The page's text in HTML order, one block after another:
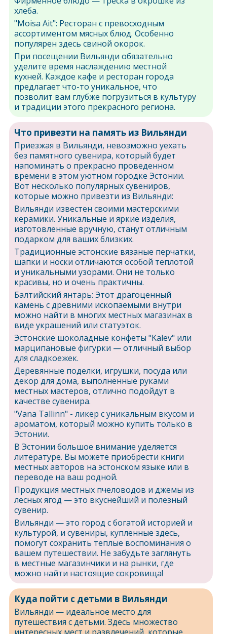
хлеба.
"Moisa Ait": Ресторан с превосходным
ассортиментом мясных блюд. Особенно
популярен здесь свиной окорок.
При посещении Вильянди обязательно
уделите время наслаждению местной
кухней. Каждое кафе и ресторан города
предлагает что-то уникальное, что
позволит вам глубже погрузиться в культуру
и традиции этого прекрасного региона.
Что привезти на память из Вильянди
Приезжая в Вильянди, невозможно уехать
без памятного сувенира, который будет
напоминать о прекрасно проведенном
времени в этом уютном городке Эстонии.
Вот несколько популярных сувениров,
которые можно привезти из Вильянди:
Вильянди известен своими мастерскими
керамики. Уникальные и яркие изделия,
изготовленные вручную, станут отличным
подарком для ваших близких.
Традиционные эстонские вязаные перчатки,
шапки и носки отличаются особой теплотой
и уникальными узорами. Они не только
красивы, но и очень практичны.
Балтийский янтарь: Этот драгоценный
камень с древними ископаемыми внутри
можно найти в многих местных магазинах в
виде украшений или статуэток.
Эстонские шоколадные конфеты "Kalev" или
марципановые фигурки — отличный выбор
для сладкоежек.
Деревянные поделки, игрушки, посуда или
декор для дома, выполненные руками
местных мастеров, отлично подойдут в
качестве сувенира.
"Vana Tallinn" - ликер с уникальным вкусом и
ароматом, который можно купить только в
Эстонии.
В Эстонии большое внимание уделяется
литературе. Вы можете приобрести книги
местных авторов на эстонском языке или в
переводе на ваш родной.
Продукция местных пчеловодов и джемы из
лесных ягод — это вкуснейший и полезный
сувенир.
Вильянди — это город с богатой историей и
культурой, и сувениры, купленные здесь,
помогут сохранить теплые воспоминания о
вашем путешествии. Не забудьте заглянуть
в местные магазинчики и на рынки, где
можно найти настоящие сокровища!
Куда пойти с детьми в Вильянди
Вильянди — идеальное место для
путешествия с детьми. Здесь множество